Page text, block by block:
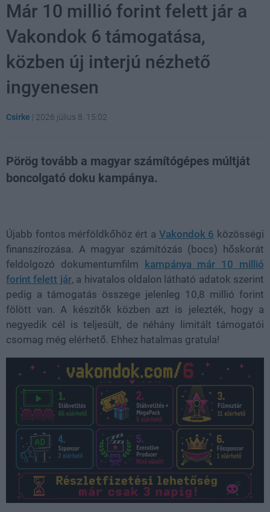
Már 10 millió forint felett jár a
Vakondok 6 támogatása,
közben új interjú nézhető
ingyenesen
Csirke | 2026 július 8. 15:02
Pörög tovább a magyar számítógépes múltját
boncolgató doku kampánya.
Újabb fontos mérföldkőhöz ért a Vakondok 6 közösségi
finanszírozása. A magyar számítózás (bocs) hőskorát
feldolgozó dokumentumfilm
kampánya már 10 millió
forint felett jár, a hivatalos oldalon látható adatok szerint
pedig a támogatás összege jelenleg 10,8 millió forint
fölött van. A készítők közben azt is jelezték, hogy a
negyedik cél is teljesült, de néhány limitált támogatói
csomag még elérhető. Ehhez hatalmas gratula!